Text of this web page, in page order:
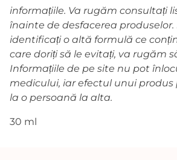
informațiile. Va rugăm consultați
înainte de desfacerea produselor.
identificați o altă formulă ce
care doriți să le evitați, va rugăm
Informațiile de pe site nu pot
medicului, iar efectul unui
la o persoană la alta.
30 ml